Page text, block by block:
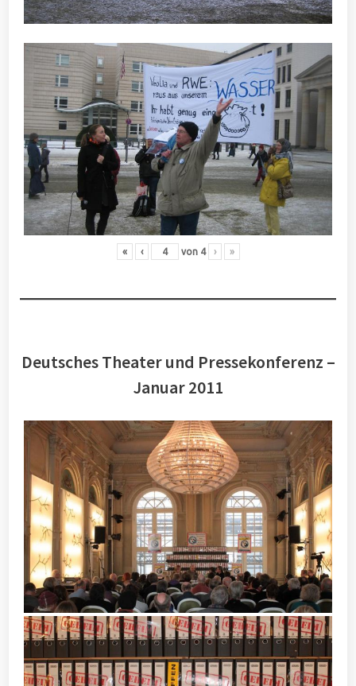
« ‹ von 4 › »
Deutsches Theater und Pressekonferenz –
Januar 2011